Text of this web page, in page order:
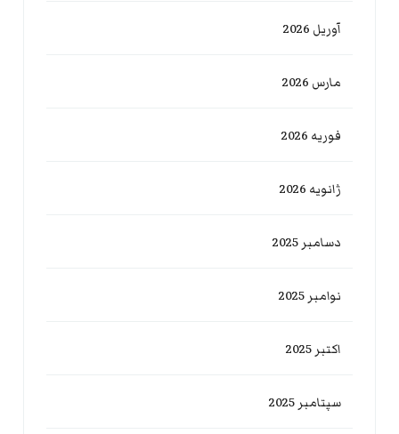
آوریل 2026
مارس 2026
فوریه 2026
ژانویه 2026
دسامبر 2025
نوامبر 2025
اکتبر 2025
سپتامبر 2025